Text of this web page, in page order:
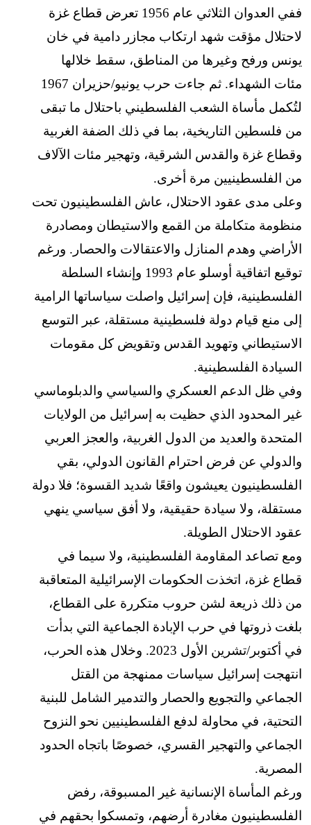
ففي العدوان الثلاثي عام 1956 تعرض قطاع غزة
لاحتلال مؤقت شهد ارتكاب مجازر دامية في خان
يونس ورفح وغيرها من المناطق، سقط خلالها
مئات الشهداء. ثم جاءت حرب يونيو/حزيران 1967
لتُكمل مأساة الشعب الفلسطيني باحتلال ما تبقى
من فلسطين التاريخية، بما في ذلك الضفة الغربية
وقطاع غزة والقدس الشرقية، وتهجير مئات الآلاف
من الفلسطينيين مرة أخرى.
وعلى مدى عقود الاحتلال، عاش الفلسطينيون تحت
منظومة متكاملة من القمع والاستيطان ومصادرة
الأراضي وهدم المنازل والاعتقالات والحصار. ورغم
توقيع اتفاقية أوسلو عام 1993 وإنشاء السلطة
الفلسطينية، فإن إسرائيل واصلت سياساتها الرامية
إلى منع قيام دولة فلسطينية مستقلة، عبر التوسع
الاستيطاني وتهويد القدس وتقويض كل مقومات
السيادة الفلسطينية.
وفي ظل الدعم العسكري والسياسي والدبلوماسي
غير المحدود الذي حظيت به إسرائيل من الولايات
المتحدة والعديد من الدول الغربية، والعجز العربي
والدولي عن فرض احترام القانون الدولي، بقي
الفلسطينيون يعيشون واقعًا شديد القسوة؛ فلا دولة
مستقلة، ولا سيادة حقيقية، ولا أفق سياسي ينهي
عقود الاحتلال الطويلة.
ومع تصاعد المقاومة الفلسطينية، ولا سيما في
قطاع غزة، اتخذت الحكومات الإسرائيلية المتعاقبة
من ذلك ذريعة لشن حروب متكررة على القطاع،
بلغت ذروتها في حرب الإبادة الجماعية التي بدأت
في أكتوبر/تشرين الأول 2023. وخلال هذه الحرب،
انتهجت إسرائيل سياسات ممنهجة من القتل
الجماعي والتجويع والحصار والتدمير الشامل للبنية
التحتية، في محاولة لدفع الفلسطينيين نحو النزوح
الجماعي والتهجير القسري، خصوصًا باتجاه الحدود
المصرية.
ورغم المأساة الإنسانية غير المسبوقة، رفض
الفلسطينيون مغادرة أرضهم، وتمسكوا بحقهم في